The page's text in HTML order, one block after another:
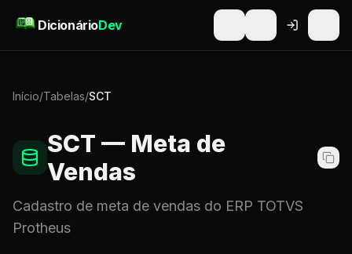
DicionárioDev
Início/Tabelas/SCT
SCT — Meta de
Vendas
Cadastro de meta de vendas do ERP TOTVS
Protheus